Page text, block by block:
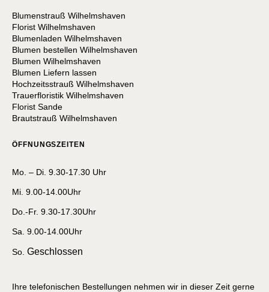
Blumenstrauß Wilhelmshaven
Florist Wilhelmshaven
Blumenladen Wilhelmshaven
Blumen bestellen Wilhelmshaven
Blumen Wilhelmshaven
Blumen Liefern lassen
Hochzeitsstrauß Wilhelmshaven
Trauerfloristik Wilhelmshaven
Florist Sande
Brautstrauß Wilhelmshaven
ÖFFNUNGSZEITEN
Mo. – Di. 9.30-17.30 Uhr
Mi. 9.00-14.00Uhr
Do.-Fr. 9.30-17.30Uhr
Sa. 9.00-14.00Uhr
So. Geschlossen
Ihre telefonischen Bestellungen nehmen wir in dieser Zeit gerne